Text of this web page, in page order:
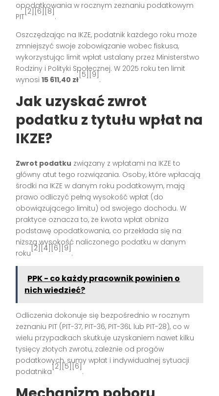
opodatkowania w rocznym zeznaniu podatkowym
PIT
[2][6][8]
.
Oszczędzając na IKZE, podatnik każdego roku może
zmniejszyć swoje zobowiązanie wobec fiskusa,
wykorzystując limit wpłat ustalany przez Ministerstwo
Rodziny i Polityki Społecznej. W 2025 roku ten limit
wynosi15 611,40 zł
[5][9]
.
Jak uzyskać zwrot
podatku z tytułu wpłat na
IKZE?
Zwrot podatku związany z wpłatami na IKZE to
główny atut tego rozwiązania. Osoby, które wpłacają
środki na IKZE w danym roku podatkowym, mają
prawo odliczyć pełną wysokość wpłat (do
obowiązującego limitu) od swojego dochodu. W
praktyce oznacza to, że kwota wpłat obniża
podstawę opodatkowania, co przekłada się na
niższą wysokość naliczonego podatku w danym
roku
[2][4][6][9]
.
PPK - co każdy pracownik powinien o
nich wiedzieć?
Odliczenia dokonuje się bezpośrednio w rocznym
zeznaniu PIT (PIT-37, PIT-36, PIT-36L lub PIT-28), co w
wielu przypadkach skutkuje uzyskaniem nawet kilku
tysięcy złotych zwrotu, zależnie od progów
podatkowych, sumy wpłat i indywidualnej sytuacji
podatnika
[2][5][6]
.